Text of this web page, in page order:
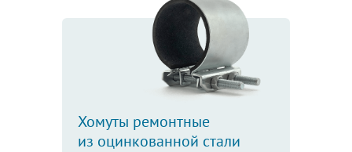
Хомуты ремонтные
из оцинкованной стали